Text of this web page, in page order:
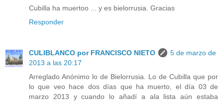
Cubilla ha muertoo ... y es bielorrusia. Gracias
Responder
CULIBLANCO por FRANCISCO NIETO
5 de marzo de
2013 a las 20:17
Arreglado Anónimo lo de Bielorrusia. Lo de Cubilla que por
lo que veo hace dos días que ha muerto, el día 03 de
marzo 2013 y cuando lo añadí a ala lista aún estaba